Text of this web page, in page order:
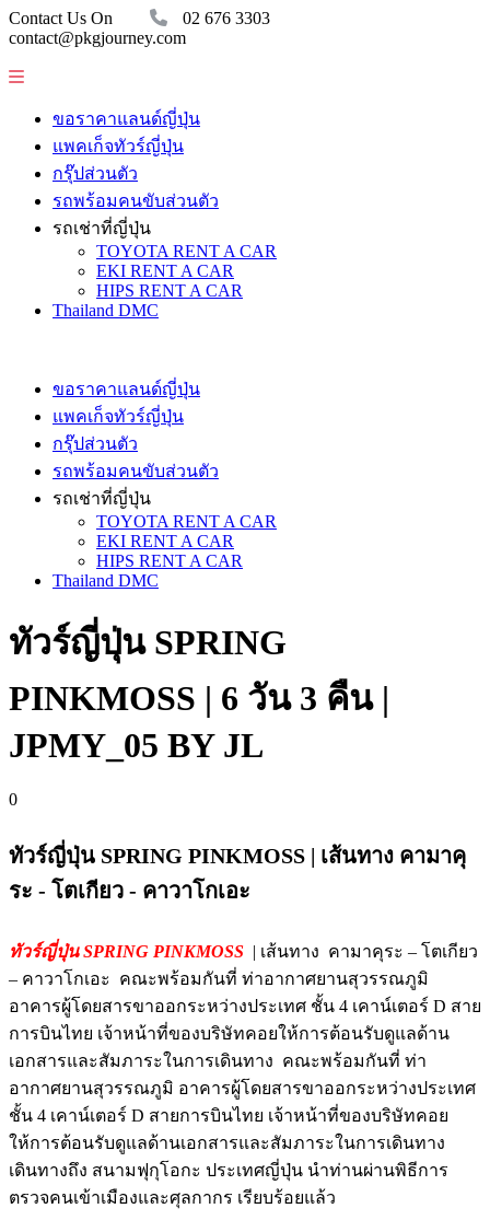
Contact Us On
02 676 3303
contact@pkgjourney.com
ขอราคาแลนด์ญี่ปุ่น
แพคเก็จทัวร์ญี่ปุ่น
กรุ๊ปส่วนตัว
รถพร้อมคนขับส่วนตัว
รถเช่าที่ญี่ปุ่น
TOYOTA RENT A CAR
EKI RENT A CAR
HIPS RENT A CAR
Thailand DMC
ขอราคาแลนด์ญี่ปุ่น
แพคเก็จทัวร์ญี่ปุ่น
กรุ๊ปส่วนตัว
รถพร้อมคนขับส่วนตัว
รถเช่าที่ญี่ปุ่น
TOYOTA RENT A CAR
EKI RENT A CAR
HIPS RENT A CAR
Thailand DMC
ทัวร์ญี่ปุ่น SPRING
PINKMOSS | 6 วัน 3 คืน |
JPMY_05 BY JL
0
ทัวร์ญี่ปุ่น SPRING PINKMOSS | เส้นทาง คามาคุ
ระ - โตเกียว - คาวาโกเอะ
ทัวร์ญี่ปุ่น SPRING PINKMOSS | เส้นทาง คามาคุระ – โตเกียว
– คาวาโกเอะ คณะพร้อมกันที่ ท่าอากาศยานสุวรรณภูมิ
อาคารผู้โดยสารขาออกระหว่างประเทศ ชั้น 4 เคาน์เตอร์ D สาย
การบินไทย เจ้าหน้าที่ของบริษัทคอยให้การต้อนรับดูแลด้าน
เอกสารและสัมภาระในการเดินทาง คณะพร้อมกันที่ ท่า
อากาศยานสุวรรณภูมิ อาคารผู้โดยสารขาออกระหว่างประเทศ
ชั้น 4 เคาน์เตอร์ D สายการบินไทย เจ้าหน้าที่ของบริษัทคอย
ให้การต้อนรับดูแลด้านเอกสารและสัมภาระในการเดินทาง
เดินทางถึง สนามฟุกุโอกะ ประเทศญี่ปุ่น นำท่านผ่านพิธีการ
ตรวจคนเข้าเมืองและศุลกากร เรียบร้อยแล้ว